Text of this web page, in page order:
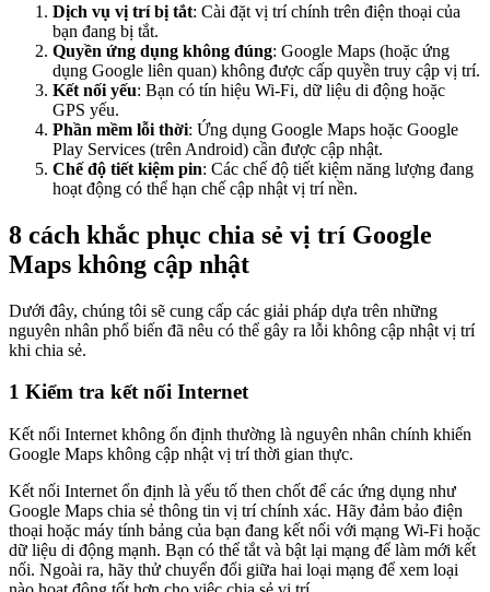
Dịch vụ vị trí bị tắt: Cài đặt vị trí chính trên điện thoại của
bạn đang bị tắt.
Quyền ứng dụng không đúng: Google Maps (hoặc ứng
dụng Google liên quan) không được cấp quyền truy cập vị trí.
Kết nối yếu: Bạn có tín hiệu Wi-Fi, dữ liệu di động hoặc
GPS yếu.
Phần mềm lỗi thời: Ứng dụng Google Maps hoặc Google
Play Services (trên Android) cần được cập nhật.
Chế độ tiết kiệm pin: Các chế độ tiết kiệm năng lượng đang
hoạt động có thể hạn chế cập nhật vị trí nền.
8 cách khắc phục chia sẻ vị trí Google
Maps không cập nhật
Dưới đây, chúng tôi sẽ cung cấp các giải pháp dựa trên những
nguyên nhân phổ biến đã nêu có thể gây ra lỗi không cập nhật vị trí
khi chia sẻ.
1 Kiểm tra kết nối Internet
Kết nối Internet không ổn định thường là nguyên nhân chính khiến
Google Maps không cập nhật vị trí thời gian thực.
Kết nối Internet ổn định là yếu tố then chốt để các ứng dụng như
Google Maps chia sẻ thông tin vị trí chính xác. Hãy đảm bảo điện
thoại hoặc máy tính bảng của bạn đang kết nối với mạng Wi-Fi hoặc
dữ liệu di động mạnh. Bạn có thể tắt và bật lại mạng để làm mới kết
nối. Ngoài ra, hãy thử chuyển đổi giữa hai loại mạng để xem loại